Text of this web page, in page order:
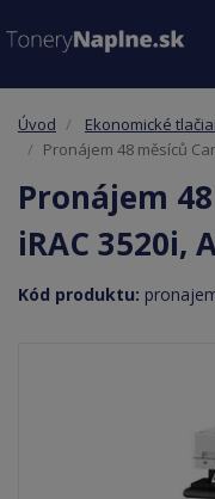
Úvod Ekonomické
Pronájem 48 měsíců
Pronájem
iRAC 3520i,
Kód produktu: